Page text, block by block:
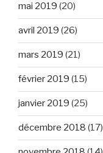
mai 2019 (20)
avril 2019 (26)
mars 2019 (21)
février 2019 (15)
janvier 2019 (25)
décembre 2018 (17)